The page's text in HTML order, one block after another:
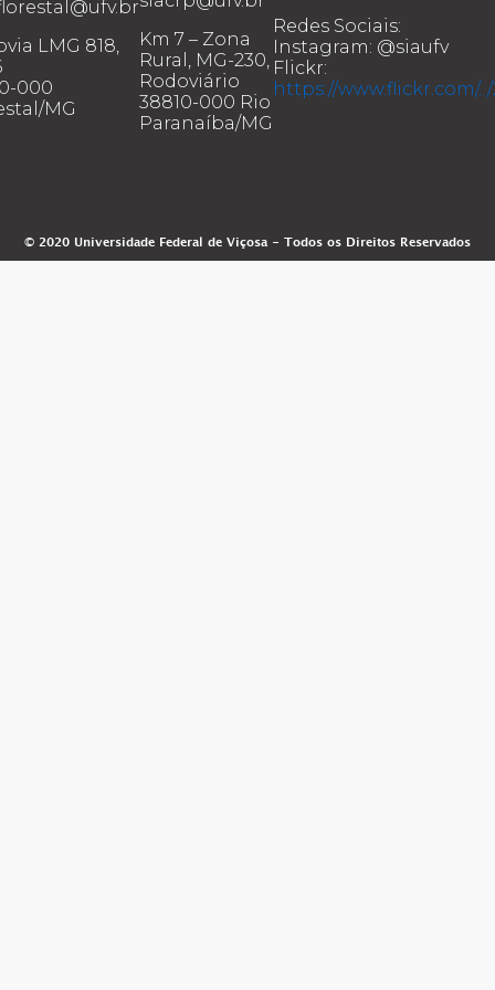
LMG 818,
000
MG
Km 7 – Zona
Rural, MG-230,
Rodoviário
38810-000 Rio
Paranaíba/MG
Redes Sociais:
Instagram: @siaufv
Flickr:
https://www.flickr.com/../
© 2020 Universidade Federal de Viçosa - Todos os Direitos Reservados